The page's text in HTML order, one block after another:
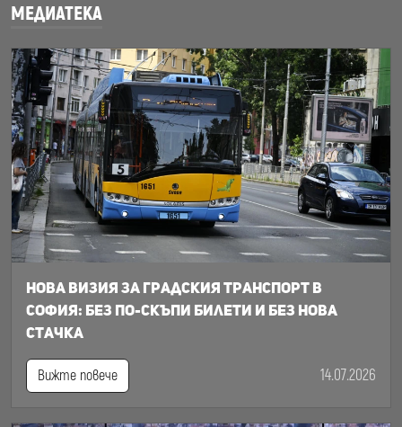
МЕДИАТЕКА
Нова визия за градския транспорт в
София: Без по-скъпи билети и без нова
стачка
Вижте повече 14.07.2026